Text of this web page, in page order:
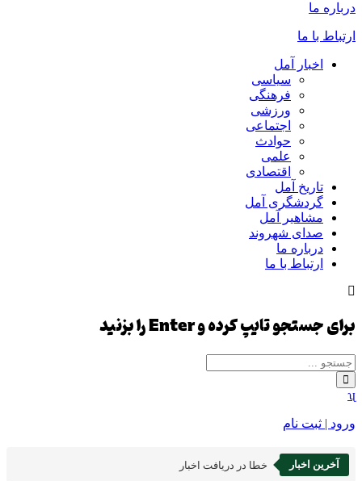
درباره ما
ارتباط با ما
اخبار آمل
سیاسی
فرهنگی
ورزشی
اجتماعی
حوادث
علمی
اقتصادی
تاریخ آمل
گردشگری آمل
مشاهیر آمل
صدای شهروند
درباره ما
ارتباط با ما
برای جستجو تایپ کرده و Enter را بزنید
ورود | ثبت نام
آخرین اخبار خطا در دریافت اخبار